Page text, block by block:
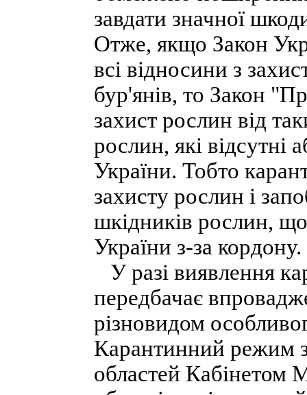
завдати значної
Отже, якщо Закон
всі відносини з
бур'янів, то Закон
захист рослин від
рослин, які відсутні
України. Тобто
захисту рослин і
шкідників рослин,
України з-за кордону.
У разі виявлення
передбачає
різновидом
Карантинний режим
областей Кабінетом